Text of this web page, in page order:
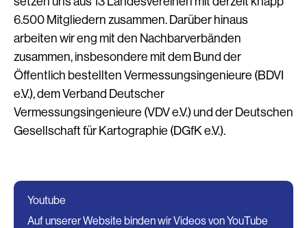
6.500 Mitgliedern zusammen. Darüber hinaus
arbeiten wir eng mit den Nachbarverbänden
zusammen, insbesondere mit dem Bund der
Öffentlich bestellten Vermessungsingenieure (BDVI
e.V.), dem Verband Deutscher
Vermessungsingenieure (VDV e.V.) und der Deutschen
Gesellschaft für Kartographie (DGfK e.V.).
Youtube
Auf unserer Website binden wir Videos von YouTube